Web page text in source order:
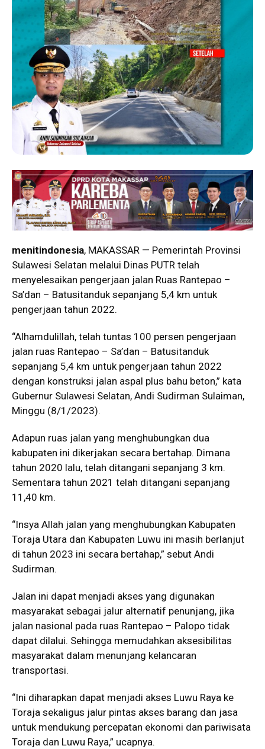
menitindonesia, MAKASSAR — Pemerintah Provinsi
Sulawesi Selatan melalui Dinas PUTR telah
menyelesaikan pengerjaan jalan Ruas Rantepao –
Sa’dan – Batusitanduk sepanjang 5,4 km untuk
pengerjaan tahun 2022.
“Alhamdulillah, telah tuntas 100 persen pengerjaan
jalan ruas Rantepao – Sa’dan – Batusitanduk
sepanjang 5,4 km untuk pengerjaan tahun 2022
dengan konstruksi jalan aspal plus bahu beton,” kata
Gubernur Sulawesi Selatan, Andi Sudirman Sulaiman,
Minggu (8/1/2023).
Adapun ruas jalan yang menghubungkan dua
kabupaten ini dikerjakan secara bertahap. Dimana
tahun 2020 lalu, telah ditangani sepanjang 3 km.
Sementara tahun 2021 telah ditangani sepanjang
11,40 km.
“Insya Allah jalan yang menghubungkan Kabupaten
Toraja Utara dan Kabupaten Luwu ini masih berlanjut
di tahun 2023 ini secara bertahap,” sebut Andi
Sudirman.
Jalan ini dapat menjadi akses yang digunakan
masyarakat sebagai jalur alternatif penunjang, jika
jalan nasional pada ruas Rantepao – Palopo tidak
dapat dilalui. Sehingga memudahkan aksesibilitas
masyarakat dalam menunjang kelancaran
transportasi.
“Ini diharapkan dapat menjadi akses Luwu Raya ke
Toraja sekaligus jalur pintas akses barang dan jasa
untuk mendukung percepatan ekonomi dan pariwisata
Toraja dan Luwu Raya,” ucapnya.